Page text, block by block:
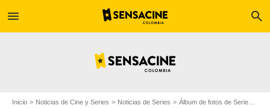
menu search
Inicio Noticias de Cine y Series Noticias de Series Álbum de fotos de Serie